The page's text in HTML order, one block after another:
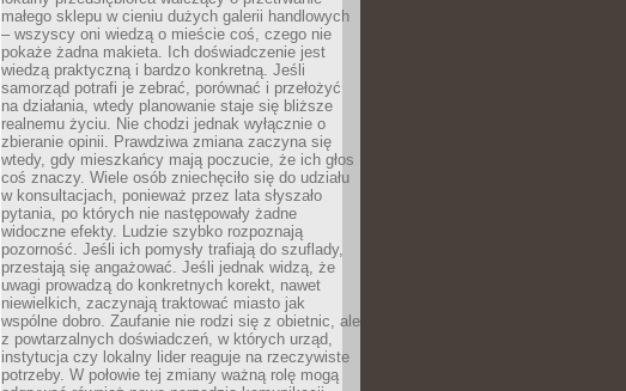
małego sklepu w cieniu dużych galerii handlowych
– wszyscy oni wiedzą o mieście coś, czego nie
pokaże żadna makieta. Ich doświadczenie jest
wiedzą praktyczną i bardzo konkretną. Jeśli
samorząd potrafi je zebrać, porównać i przełożyć
na działania, wtedy planowanie staje się bliższe
realnemu życiu. Nie chodzi jednak wyłącznie o
zbieranie opinii. Prawdziwa zmiana zaczyna się
wtedy, gdy mieszkańcy mają poczucie, że ich głos
coś znaczy. Wiele osób zniechęciło się do udziału
w konsultacjach, ponieważ przez lata słyszało
pytania, po których nie następowały żadne
widoczne efekty. Ludzie szybko rozpoznają
pozorność. Jeśli ich pomysły trafiają do szuflady,
przestają się angażować. Jeśli jednak widzą, że
uwagi prowadzą do konkretnych korekt, nawet
niewielkich, zaczynają traktować miasto jak
wspólne dobro. Zaufanie nie rodzi się z obietnic, ale
z powtarzalnych doświadczeń, w których urząd,
instytucja czy lokalny lider reaguje na rzeczywiste
potrzeby. W połowie tej zmiany ważną rolę mogą